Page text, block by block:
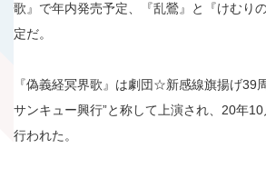
歌』で年内発売予定、『乱鶯』と『けむり
定だ。
『偽義経冥界歌』は劇団☆新感線旗揚げ39
サンキュー興行”と称して上演され、20年
行われた。